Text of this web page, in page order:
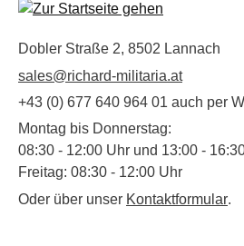
Dobler Straße 2, 8502 Lannach
sales@richard-militaria.at
+43 (0) 677 640 964 01 auch per
Montag bis Donnerstag:
08:30 - 12:00 Uhr und 13:00 -
Freitag: 08:30 - 12:00 Uhr
Oder über unser Kontaktformular.